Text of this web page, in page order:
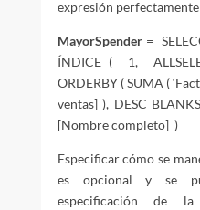
expresión
MayorSpender=
ÍNDICE ( 1,
ORDERBY ( SUMA (
ventas] ), DESC
[Nombre completo] )
Especificar cómo se
es opcional y se
especificación de